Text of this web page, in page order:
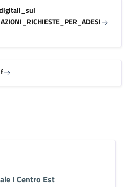
I Centro Est